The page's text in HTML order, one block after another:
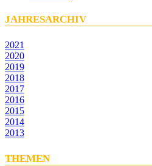
JAHRESARCHIV
2021
2020
2019
2018
2017
2016
2015
2014
2013
THEMEN